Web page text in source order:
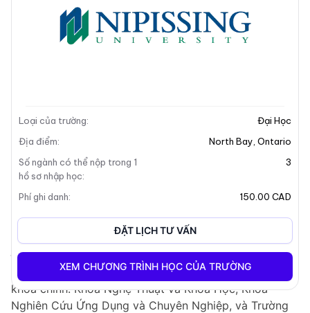
Tổng Quan Về Trường
Đại Học Nipssing là một cơ sở giáo dục nổi bật của
Canada nằm ở North Bay, Ontario. Trường bao gồm ba
khoa chính: Khoa Nghệ Thuật và Khoa Học, Khoa
Nghiên Cứu Ứng Dụng và Chuyên Nghiệp, và Trường
Loại của trường:
Đại Học
Địa điểm: North Bay Ontario
Số ngành có thể nộp trong 1
hồ sơ nhập học:
3
Phí ghi danh: 150.00 CAD
ĐẶT LỊCH TƯ VẤN
XEM CHƯƠNG TRÌNH HỌC CỦA TRƯỜNG